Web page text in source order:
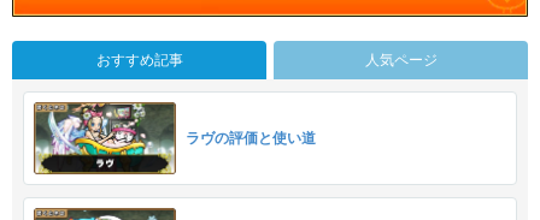
おすすめ記事 人気ページ
ラヴの評価と使い道